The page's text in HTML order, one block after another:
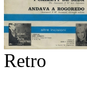
Retro